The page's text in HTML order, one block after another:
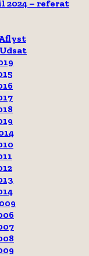
2024 – referat